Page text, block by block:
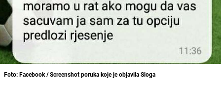
Foto: Facebook / Screenshot poruka koje je objavila Sloga